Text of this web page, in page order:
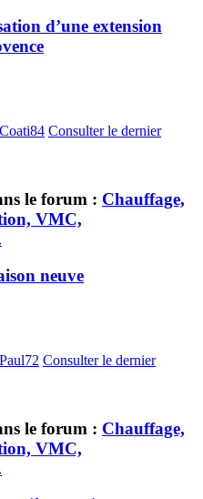
d’une extension
Coati84 Consulter le dernier
le forum : Chauffage,
VMC,
neuve
Paul72 Consulter le dernier
le forum : Chauffage,
VMC,